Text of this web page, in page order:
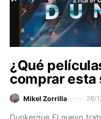
¿Qué
comprar esta
Mikel Zorrilla 26/
Dunkerque El nuevo